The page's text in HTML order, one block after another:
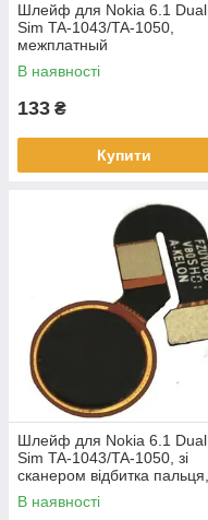
Шлейф для Nokia 6.1 Dual
Sim TA-1043/TA-1050,
межплатный
В наявності
133 ₴
Купити
Шлейф для Nokia 6.1 Dual
Sim TA-1043/TA-1050, зі
сканером відбитка пальця,
чорного кольору
В наявності